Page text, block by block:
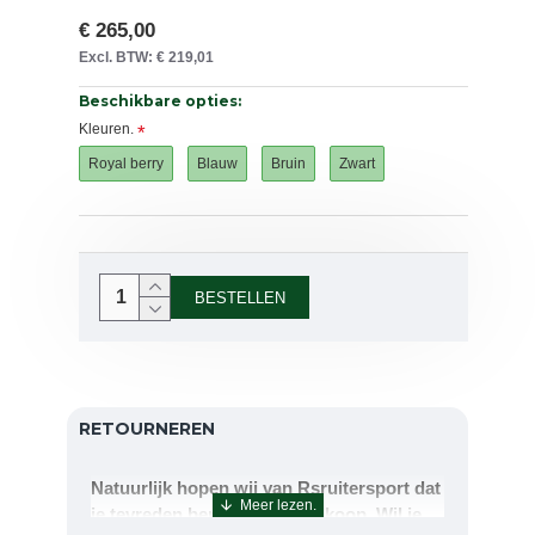
€ 265,00
Excl. BTW: € 219,01
Beschikbare opties:
Kleuren.
Royal berry Blauw Bruin Zwart
BESTELLEN
RETOURNEREN
Natuurlijk hopen wij van Rsruitersport dat
je tevreden bent met uw aankoop. Wil je